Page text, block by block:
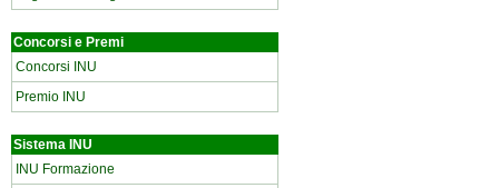
Concorsi e Premi
Concorsi INU
Premio INU
Sistema INU
INU Formazione